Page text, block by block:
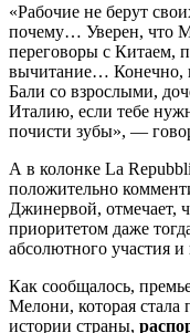
«Рабочие не берут
почему… Уверен, что
переговоры с Китаем,
вычитание… Конечно,
Бали со взрослыми,
Италию, если тебе
почисти зубы», —
А в колонке La
положительно
Джинервой, отмечает,
приоритетом даже
абсолютного участия
Как сообщалось,
Мелони, которая
истории страны,